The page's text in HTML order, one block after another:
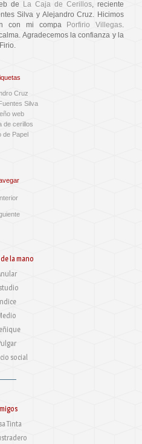
de La Caja de Cerillos, reciente
Silva y Alejandro Cruz. Hicimos
con mi compa
Porfirio Villegas
Agradecemos la confianza y la
Cruz
Silva
web
de cerillos
de Papel
la mano
social
Tinta